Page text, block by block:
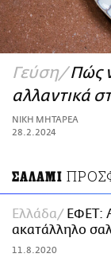
ΑΜΠΑ
PRINT
Γεύση Πώς
αλλαντικά
ΝΙΚΗ ΜΗΤΑΡΕΑ
28.2.2024
ΣΑΛΑΜΙ
Ελλάδα
ΕΦΕΤ:
ακατάλληλο
11.8.2020